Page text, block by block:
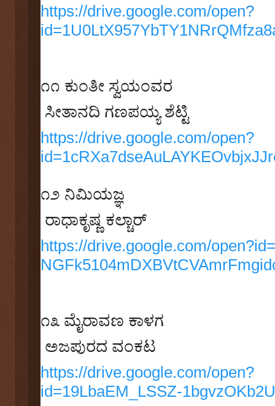
https://drive.google.com/open?
೧೧ ಕುಂತೀ ಸ್ವಯಂವರ
ಸೀತಾನದಿ ಗಣಪಯ್ಯ ಶೆಟ್ಟಿ
https://drive.google.com/open?
೧೨ ನಿಮಿಯಜ್ಞ
ರಾಧಾಕೃಷ್ಣ ಕಲ್ಚಾರ್‌
https://drive.google.com/
೧೩ ಮೈರಾವಣ ಕಾಳಗ
ಅಜಪುರದ ವಂಕಟ
https://drive.google.com/open?
id=19LbaEM_LSSZ-